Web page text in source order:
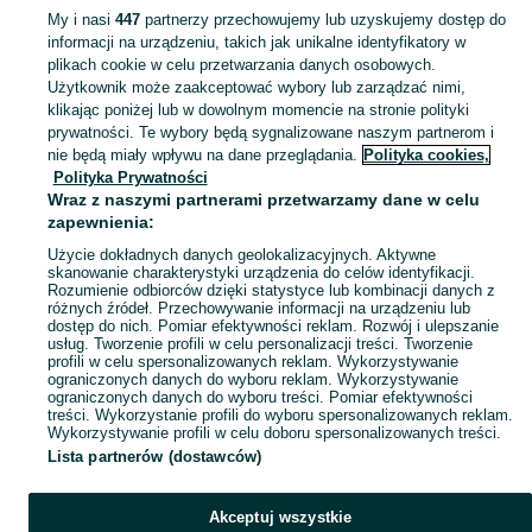
KATEGORIA
Sprzedaż łóżek i kojców dla dzieci Ostrołęka ▶️ Szeroki wybór modeli i materiałów ✅ Nowe i używane w atrakcyjnych cenach ☝ Sprawdź oferty na OLX.pl! Zobacz
Mapa kategorii
Mapa miejscowości
Mapa ministron
Popularne wyszukiwania
My i nasi 447partnerzy przechowujemy lub uzyskujemy dostęp do
informacji na urządzeniu, takich jak unikalne identyfikatory w
plikach cookie w celu przetwarzania danych osobowych.
Użytkownik może zaakceptować wybory lub zarządzać nimi,
klikając poniżej lub w dowolnym momencie na stronie polityki
prywatności. Te wybory będą sygnalizowane naszym partnerom i
nie będą miały wpływu na dane przeglądania. Polityka cookies,
Polityka Prywatności
Wraz z naszymi partnerami przetwarzamy dane w celu
zapewnienia:
Użycie dokładnych danych geolokalizacyjnych. Aktywne
skanowanie charakterystyki urządzenia do celów identyfikacji.
Rozumienie odbiorców dzięki statystyce lub kombinacji danych z
różnych źródeł. Przechowywanie informacji na urządzeniu lub
dostęp do nich. Pomiar efektywności reklam. Rozwój i ulepszanie
usług. Tworzenie profili w celu personalizacji treści. Tworzenie
profili w celu spersonalizowanych reklam. Wykorzystywanie
ograniczonych danych do wyboru reklam. Wykorzystywanie
ograniczonych danych do wyboru treści. Pomiar efektywności
treści. Wykorzystanie profili do wyboru spersonalizowanych reklam.
Wykorzystywanie profili w celu doboru spersonalizowanych treści.
Lista partnerów (dostawców)
Akceptuj wszystkie